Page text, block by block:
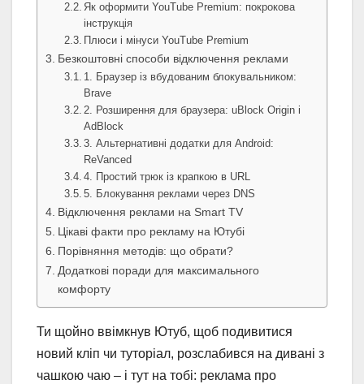
Як оформити YouTube Premium: покрокова
інструкція
Плюси і мінуси YouTube Premium
Безкоштовні способи відключення реклами
1. Браузер із вбудованим блокувальником:
Brave
2. Розширення для браузера: uBlock Origin і
AdBlock
3. Альтернативні додатки для Android:
ReVanced
4. Простий трюк із крапкою в URL
5. Блокування реклами через DNS
Відключення реклами на Smart TV
Цікаві факти про рекламу на Ютубі
Порівняння методів: що обрати?
Додаткові поради для максимального
комфорту
Ти щойно ввімкнув Ютуб, щоб подивитися
новий кліп чи туторіал, розслабився на дивані з
чашкою чаю – і тут на тобі: реклама про